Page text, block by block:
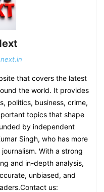
that covers the latest
the world. It provides
politics, business, crime,
topics that shape
by independent
Singh, who has more
With a strong
and in-depth analysis,
unbiased, and
us: